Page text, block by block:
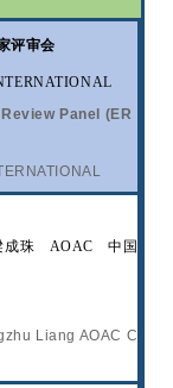
评审会
Panel (ER
成珠 AOAC 中国
Liang AOAC C